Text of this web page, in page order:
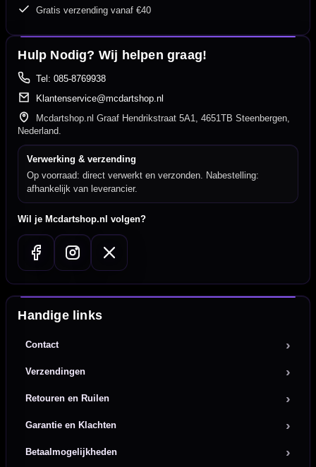
Gratis verzending vanaf €40
Hulp Nodig? Wij helpen graag!
Tel: 085-8769938
Klantenservice@mcdartshop.nl
Mcdartshop.nl Graaf Hendrikstraat 5A1, 4651TB Steenbergen,
Nederland.
Verwerking & verzending
Op voorraad: direct verwerkt en verzonden. Nabestelling:
afhankelijk van leverancier.
Wil je Mcdartshop.nl volgen?
Handige links
Contact
Verzendingen
Retouren en Ruilen
Garantie en Klachten
Betaalmogelijkheden